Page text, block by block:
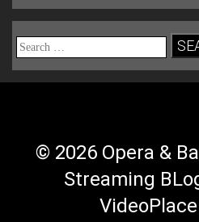
Search
for:
© 2026 Opera &
Streaming